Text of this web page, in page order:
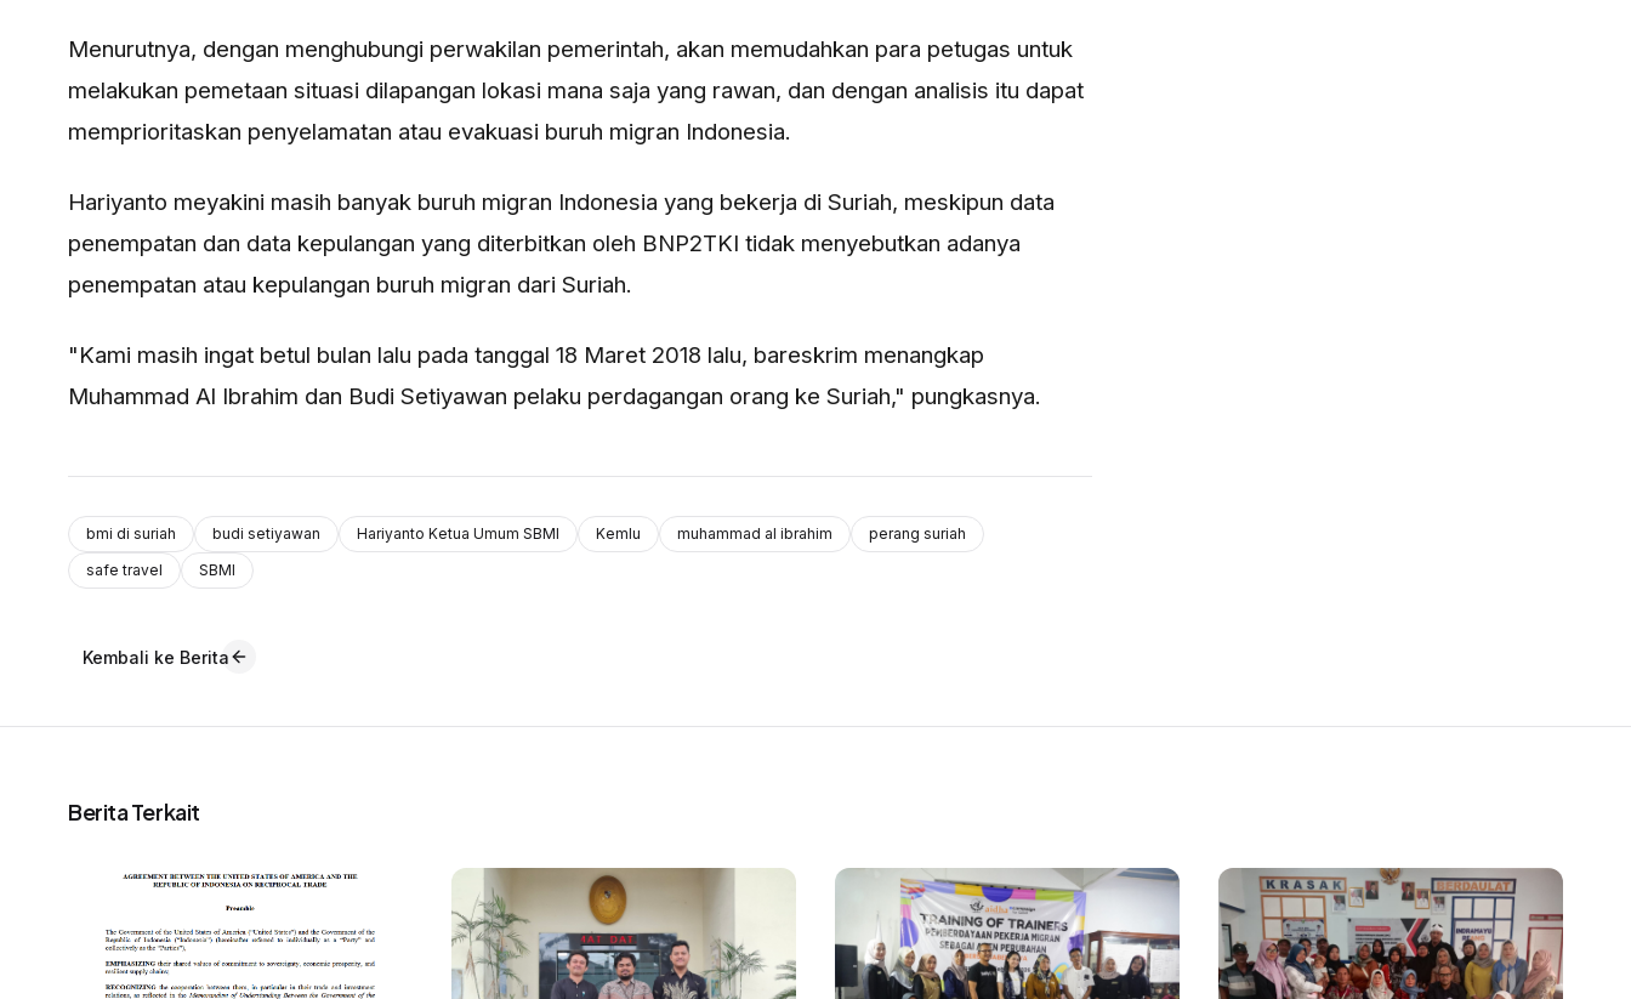
Menurutnya, dengan menghubungi perwakilan pemerintah, akan memudahkan para petugas untuk
melakukan pemetaan situasi dilapangan lokasi mana saja yang rawan, dan dengan analisis itu dapat
memprioritaskan penyelamatan atau evakuasi buruh migran Indonesia.
Hariyanto meyakini masih banyak buruh migran Indonesia yang bekerja di Suriah, meskipun data
penempatan dan data kepulangan yang diterbitkan oleh BNP2TKI tidak menyebutkan adanya
penempatan atau kepulangan buruh migran dari Suriah.
"Kami masih ingat betul bulan lalu pada tanggal 18 Maret 2018 lalu, bareskrim menangkap
Muhammad Al Ibrahim dan Budi Setiyawan pelaku perdagangan orang ke Suriah," pungkasnya.
bmi di suriah budi setiyawan Hariyanto Ketua Umum SBMI Kemlu muhammad al ibrahim
perang suriah
safe travel
SBMI
Kembali ke Berita
Berita Terkait